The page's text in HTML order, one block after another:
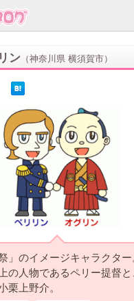
ン （神奈川県 横須賀市）
」のイメージキャラクタ
の人物であるペリー提督
栗上野介。